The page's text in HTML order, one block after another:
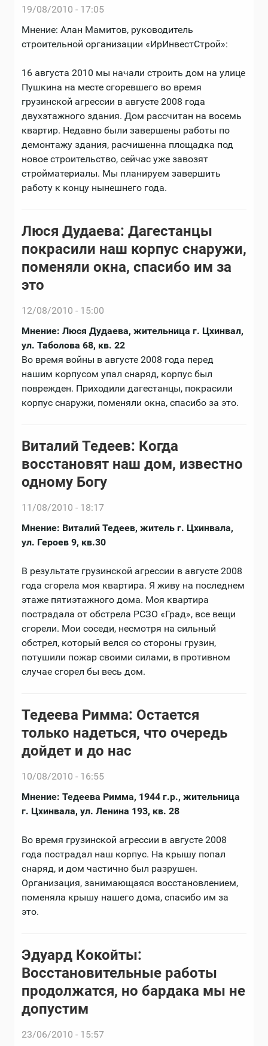
19/08/2010 - 17:05
Мнение: Алан Мамитов, руководитель
строительной организации «ИрИнвестСтрой»:
16 августа 2010 мы начали строить дом на улице
Пушкина на месте сгоревшего во время
грузинской агрессии в августе 2008 года
двухэтажного здания. Дом рассчитан на восемь
квартир. Недавно были завершены работы по
демонтажу здания, расчишенна площадка под
новое строительство, сейчас уже завозят
стройматериалы. Мы планируем завершить
работу к концу нынешнего года.
Люся Дудаева: Дагестанцы
покрасили наш корпус снаружи,
поменяли окна, спасибо им за
это
12/08/2010 - 15:00
Мнение: Люся Дудаева, жительница г. Цхинвал,
ул. Таболова 68, кв. 22
Во время войны в августе 2008 года перед
нашим корпусом упал снаряд, корпус был
поврежден. Приходили дагестанцы, покрасили
корпус снаружи, поменяли окна, спасибо за это.
Виталий Тедеев: Когда
восстановят наш дом, известно
одному Богу
11/08/2010 - 18:17
Мнение: Виталий Тедеев, житель г. Цхинвала,
ул. Героев 9, кв.30
В результате грузинской агрессии в августе 2008
года сгорела моя квартира. Я живу на последнем
этаже пятиэтажного дома. Моя квартира
пострадала от обстрела РСЗО «Град», все вещи
сгорели. Мои соседи, несмотря на сильный
обстрел, который велся со стороны грузин,
потушили пожар своими силами, в противном
случае сгорел бы весь дом.
Тедеева Римма: Остается
только надеться, что очередь
дойдет и до нас
10/08/2010 - 16:55
Мнение: Тедеева Римма, 1944 г.р., жительница
г. Цхинвала, ул. Ленина 193, кв. 28
Во время грузинской агрессии в августе 2008
года пострадал наш корпус. На крышу попал
снаряд, и дом частично был разрушен.
Организация, занимающаяся восстановлением,
поменяла крышу нашего дома, спасибо им за
это.
Эдуард Кокойты:
Восстановительные работы
продолжатся, но бардака мы не
допустим
23/06/2010 - 15:57